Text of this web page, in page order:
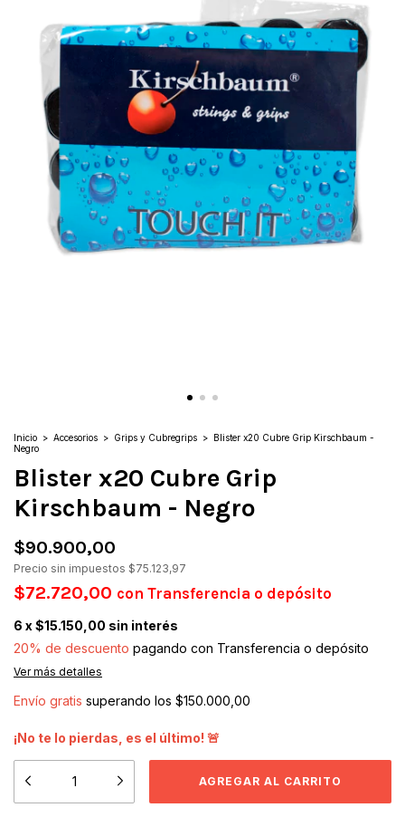
Inicio > Accesorios > Grips y Cubregrips > Blister x20 Cubre Grip Kirschbaum -
Negro
Blister x20 Cubre Grip
Kirschbaum - Negro
$90.900,00
Precio sin impuestos $75.123,97
$72.720,00 con Transferencia o depósito
6 x$15.150,00 sin interés
20% de descuento pagando con Transferencia o depósito
Ver más detalles
Envío gratis superando los $150.000,00
¡No te lo pierdas, es el último! 🚨